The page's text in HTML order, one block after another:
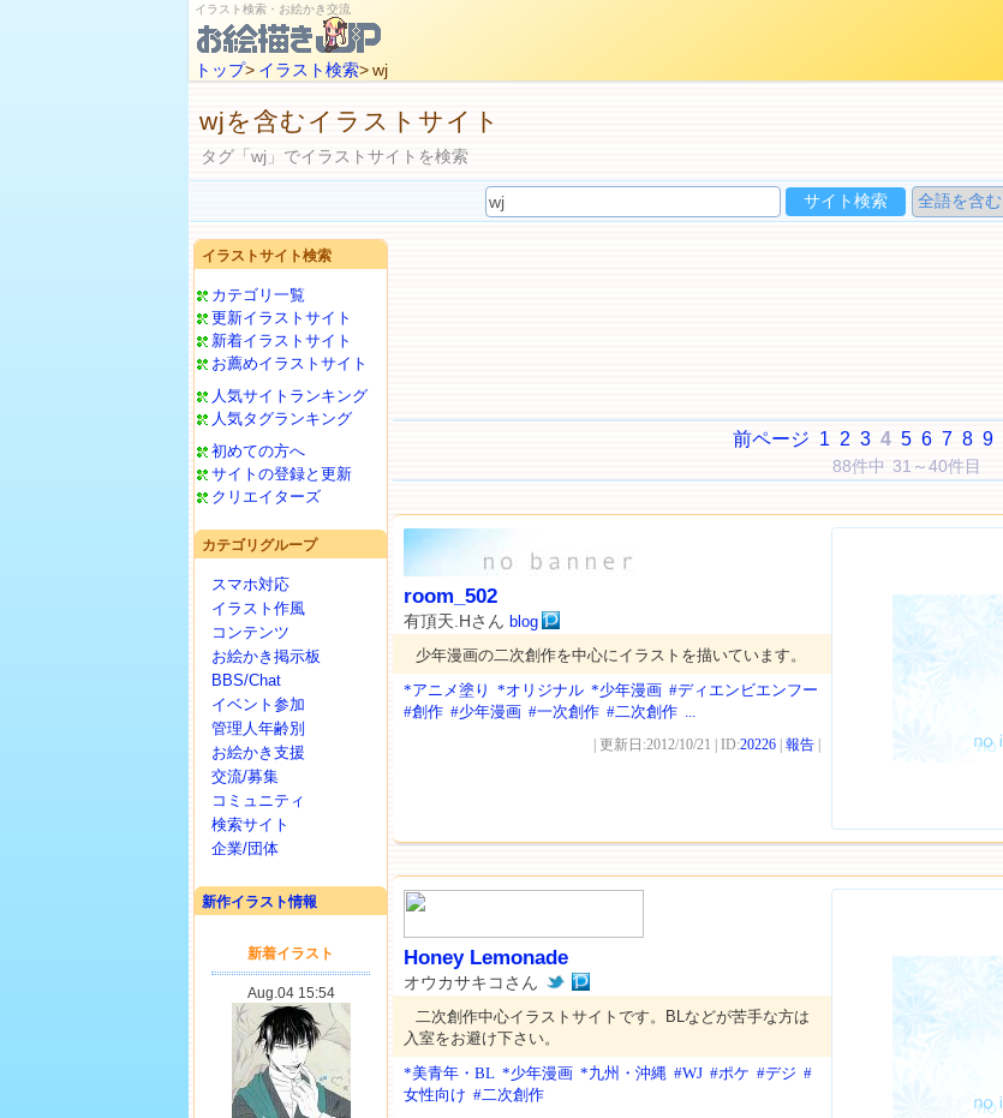
イラスト検索・お絵かき交流
トップ> イラスト検索> wj
wjを含むイラストサイト
タグ「wj」でイラストサイトを検索
イラストサイト検索
カテゴリ一覧
更新イラストサイト
新着イラストサイト
お薦めイラストサイト
人気サイトランキング
人気タグランキング
初めての方へ
サイトの登録と更新
クリエイターズ
カテゴリグループ
スマホ対応
イラスト作風
コンテンツ
お絵かき掲示板
BBS/Chat
イベント参加
管理人年齢別
お絵かき支援
交流/募集
コミュニティ
検索サイト
企業/団体
新作イラスト情報
前ページ 1 2 3 4 5 6 7 8 9
88件中 31～40件目
room_502
有頂天.Hさん blog
少年漫画の二次創作を中心にイラストを描いています。
*アニメ塗り *オリジナル *少年漫画 #ディエンビエンフー
#創作 #少年漫画 #一次創作 #二次創作 ...
| 更新日:2012/10/21 | ID:20226 報告
Honey Lemonade
オウカサキコさん
二次創作中心イラストサイトです。BLなどが苦手な方は
入室をお避け下さい。
*美青年・BL *少年漫画 *九州・沖縄 #WJ #ポケ #デジ #
女性向け #二次創作